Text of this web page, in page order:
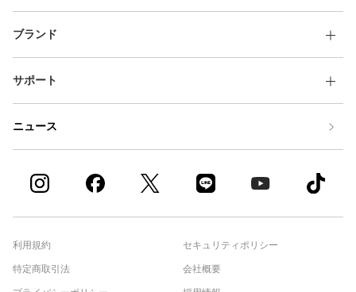
ブランド
サポート
ニュース
利用規約
特定商取引法
セキュリティポリシー
会社概要